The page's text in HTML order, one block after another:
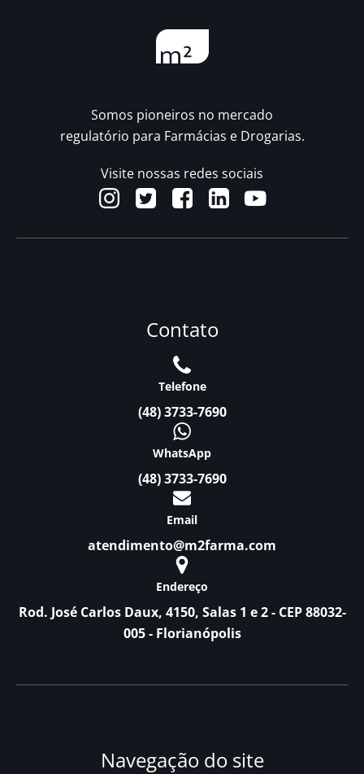
Somos pioneiros no mercado
regulatório para Farmácias e Drogarias.
Visite nossas redes sociais
Contato
Telefone
(48) 3733-7690
WhatsApp
(48) 3733-7690
Email
atendimento@m2farma.com
Endereço
Rod. José Carlos Daux, 4150, Salas 1 e 2 - CEP 88032-
005 - Florianópolis
Navegação do site